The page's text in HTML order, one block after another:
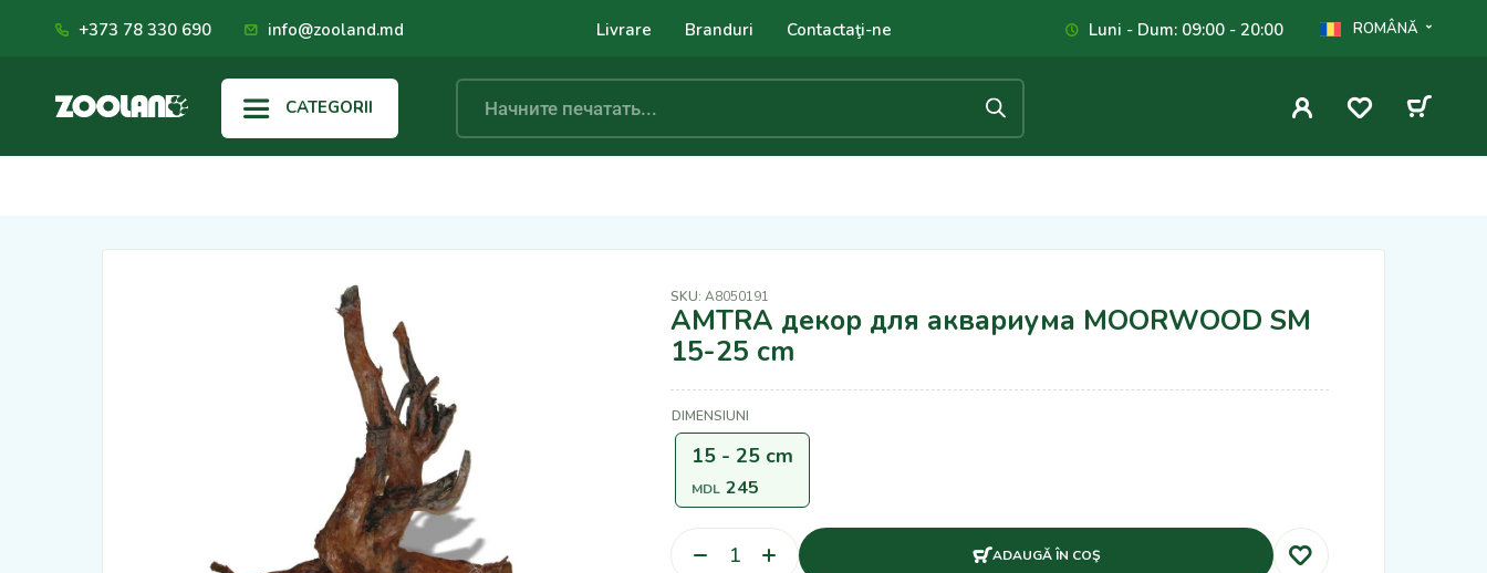
+373 78 330 690 info@zooland.md Livrare Branduri Contactaţi-ne Luni - Dum: 09:00 - 20:00 ROMÂNĂ
CATEGORII
SKU:A8050191
AMTRA декор для аквариума MOORWOOD SM
15-25 cm
DIMENSIUNI
15 - 25 cm
MDL 245
ADAUGĂ ÎN COŞ